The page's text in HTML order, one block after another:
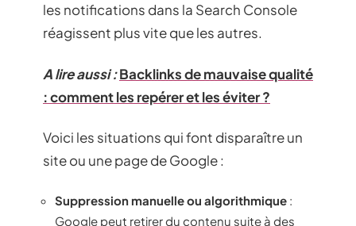
les notifications dans la Search Console
réagissent plus vite que les autres.
A lire aussi :Backlinks de mauvaise qualité
: comment les repérer et les éviter ?
Voici les situations qui font disparaître un
site ou une page de Google :
Suppression manuelle ou algorithmique :
Google peut retirer du contenu suite à des